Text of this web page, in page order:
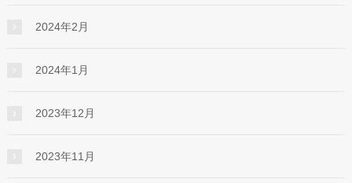
2024年2月
2024年1月
2023年12月
2023年11月